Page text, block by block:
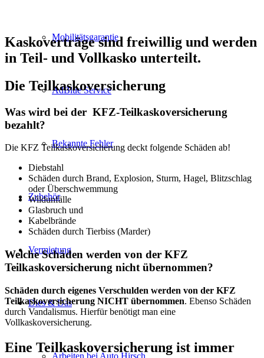
Mobilitätsgarantie
AdBlue Service
Bekannte Fehler
Zubehör
Vermietung
Dies & Das
Arbeiten bei Auto Hirsch
Kaskoverträge sind freiwillig und werden
in Teil- und Vollkasko unterteilt.
Die Teilkaskoversicherung
Was wird bei der KFZ-Teilkaskoversicherung
bezahlt?
Die KFZ Teilkaskoversicherung deckt folgende Schäden ab!
Diebstahl
Schäden durch Brand, Explosion, Sturm, Hagel, Blitzschlag
oder Überschwemmung
Wildunfälle
Glasbruch und
Kabelbrände
Schäden durch Tierbiss (Marder)
Welche Schäden werden von der KFZ
Teilkaskoversicherung nicht übernommen?
Schäden durch eigenes Verschulden werden von der KFZ
Teilkaskoversicherung NICHT übernommen. Ebenso Schäden
durch Vandalismus. Hierfür benötigt man eine
Vollkaskoversicherung.
Eine Teilkaskoversicherung ist immer